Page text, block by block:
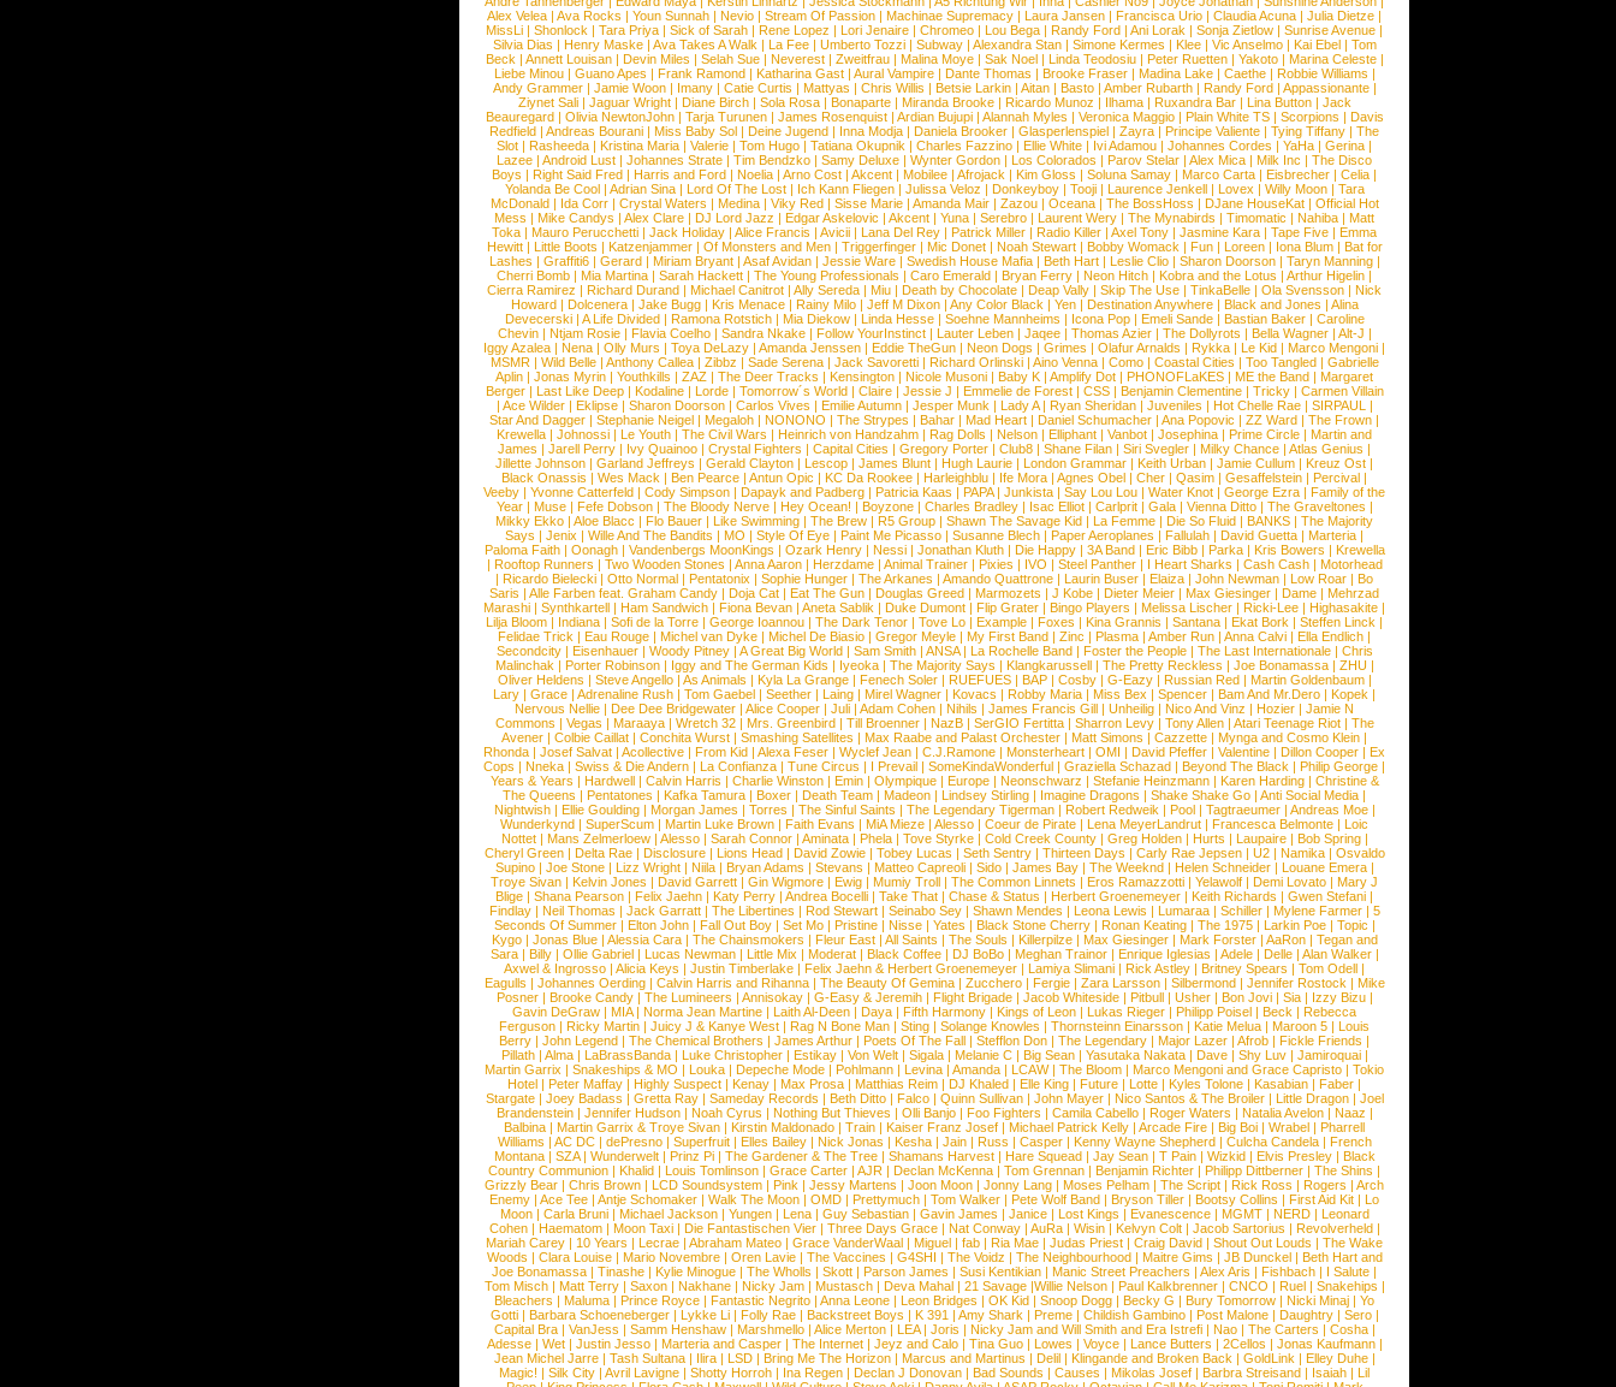
Alex Velea | Ava Rocks | Youn Sunnah | Nevio | Stream Of Passion | Machinae Supremacy | Laura Jansen | Francisca Urio | Claudia Acuna | Julia Dietze |
MissLi | Shonlock | Tara Priya | Sick of Sarah | Rene Lopez | Lori Jenaire | Chromeo | Lou Bega | Randy Ford | Ani Lorak | Sonja Zietlow | Sunrise Avenue |
Silvia Dias | Henry Maske| Ava Takes A Walk | La Fee| Umberto Tozzi| Subway| Alexandra Stan| Simone Kermes | Klee| Vic Anselmo| Kai Ebel| Tom
Beck | Annett Louisan| Devin Miles | Selah Sue| Neverest| Zweitfrau| Malina Moye| Sak Noel| Linda Teodosiu| Peter Ruetten| Yakoto| Marina Celeste|
Liebe Minou| Guano Apes | Frank Ramond| Katharina Gast| Aural Vampire| Dante Thomas | Brooke Fraser| Madina Lake| Caethe| Robbie Williams |
Andy Grammer| Jamie Woon| Imany| Catie Curtis | Mattyas | Chris Willis | Betsie Larkin| Aitan| Basto| Amber Rubarth| Randy Ford| Appassionante|
Ziynet Sali| Jaguar Wright| Diane Birch| Sola Rosa| Bonaparte| Miranda Brooke| Ricardo Munoz | Ilhama| Ruxandra Bar| Lina Button| Jack
Beauregard| Olivia NewtonJohn| Tarja Turunen| James Rosenquist| Ardian Bujupi| Alannah Myles | Veronica Maggio| Plain White TS| Scorpions | Davis
Redfield | Andreas Bourani | Miss Baby Sol | Deine Jugend | Inna Modja | Daniela Brooker | Glasperlenspiel | Zayra | Principe Valiente | Tying Tiffany | The
Slot | Rasheeda | Kristina Maria | Valerie | Tom Hugo | Tatiana Okupnik | Charles Fazzino | Ellie White | Ivi Adamou | Johannes Cordes | YaHa | Gerina |
Lazee | Android Lust | Johannes Strate | Tim Bendzko | Samy Deluxe | Wynter Gordon | Los Colorados | Parov Stelar | Alex Mica | Milk Inc | The Disco
Boys | Right Said Fred | Harris and Ford | Noelia | Arno Cost | Akcent | Mobilee | Afrojack | Kim Gloss | Soluna Samay | Marco Carta | Eisbrecher | Celia |
Yolanda Be Cool| Adrian Sina| Lord Of The Lost| Ich Kann Fliegen| Julissa Veloz | Donkeyboy| Tooji| Laurence Jenkell| Lovex | Willy Moon| Tara
McDonald| Ida Corr| Crystal Waters | Medina| Viky Red| Sisse Marie| Amanda Mair| Zazou| Oceana| The BossHoss | DJane HouseKat| Official Hot
Mess | Mike Candys | Alex Clare | DJ Lord Jazz | Edgar Askelovic | Akcent | Yuna | Serebro | Laurent Wery | The Mynabirds | Timomatic | Nahiba | Matt
Toka | Mauro Perucchetti | Jack Holiday | Alice Francis | Avicii | Lana Del Rey | Patrick Miller | Radio Killer | Axel Tony | Jasmine Kara | Tape Five | Emma
Hewitt| Little Boots | Katzenjammer| Of Monsters and Men| Triggerfinger| Mic Donet| Noah Stewart| Bobby Womack | Fun| Loreen| Iona Blum| Bat for
Lashes | Graffiti6| Gerard| Miriam Bryant| Asaf Avidan| Jessie Ware| Swedish House Mafia| Beth Hart| Leslie Clio| Sharon Doorson| Taryn Manning|
Cherri Bomb | Mia Martina | Sarah Hackett | The Young Professionals | Caro Emerald | Bryan Ferry | Neon Hitch | Kobra and the Lotus | Arthur Higelin |
Cierra Ramirez | Richard Durand | Michael Canitrot | Ally Sereda | Miu | Death by Chocolate | Deap Vally | Skip The Use | TinkaBelle | Ola Svensson | Nick
Howard| Dolcenera| Jake Bugg| Kris Menace| Rainy Milo| Jeff M Dixon| Any Color Black | Yen| Destination Anywhere| Black and Jones | Alina
Devecerski| A Life Divided| Ramona Rotstich| Mia Diekow| Linda Hesse| Soehne Mannheims | Icona Pop| Emeli Sande| Bastian Baker| Caroline
Chevin| Ntjam Rosie| Flavia Coelho| Sandra Nkake| Follow YourInstinct| Lauter Leben| Jaqee| Thomas Azier| The Dollyrots | Bella Wagner| Alt-J |
Iggy Azalea | Nena | Olly Murs | Toya DeLazy | Amanda Jenssen | Eddie TheGun | Neon Dogs | Grimes | Olafur Arnalds | Rykka | Le Kid | Marco Mengoni |
MSMR| Wild Belle| Anthony Callea| Zibbz | Sade Serena| Jack Savoretti| Richard Orlinski| Aino Venna| Como| Coastal Cities | Too Tangled| Gabrielle
Aplin | Jonas Myrin | Youthkills | ZAZ | The Deer Tracks | Kensington | Nicole Musoni | Baby K | Amplify Dot | PHONOFLaKES | ME the Band | Margaret
Berger| Last Like Deep| Kodaline| Lorde| Tomorrow´s World| Claire| Jessie J | Emmelie de Forest| CSS| Benjamin Clementine| Tricky| Carmen Villain
| Ace Wilder| Eklipse| Sharon Doorson| Carlos Vives | Emilie Autumn| Jesper Munk | Lady A| Ryan Sheridan| Juveniles | Hot Chelle Rae| SIRPAUL
|
Star And Dagger | Stephanie Neigel | Megaloh | NONONO | The Strypes | Bahar | Mad Heart | Daniel Schumacher | Ana Popovic | ZZ Ward | The Frown |
Krewella | Johnossi | Le Youth | The Civil Wars | Heinrich von Handzahm | Rag Dolls | Nelson | Elliphant | Vanbot | Josephina | Prime Circle | Martin and
James | Jarell Perry | Ivy Quainoo | Crystal Fighters | Capital Cities | Gregory Porter | Club8 | Shane Filan | Siri Svegler | Milky Chance | Atlas Genius |
Jillette Johnson | Garland Jeffreys | Gerald Clayton | Lescop | James Blunt | Hugh Laurie | London Grammar | Keith Urban | Jamie Cullum | Kreuz Ost |
Black Onassis | Wes Mack | Ben Pearce | Antun Opic | KC Da Rookee | Harleighblu | Ife Mora | Agnes Obel | Cher | Qasim | Gesaffelstein | Percival |
Veeby | Yvonne Catterfeld | Cody Simpson | Dapayk and Padberg | Patricia Kaas | PAPA| Junkista | Say Lou Lou | Water Knot | George Ezra | Family of the
Year| Muse| Fefe Dobson| The Bloody Nerve| Hey Ocean! | Boyzone| Charles Bradley| Isac Elliot| Carlprit| Gala| Vienna Ditto| The Graveltones |
Mikky Ekko | Aloe Blacc | Flo Bauer | Like Swimming | The Brew | R5 Group | Shawn The Savage Kid | La Femme | Die So Fluid | BANKS | The Majority
Says | Jenix | Wille And The Bandits | MO | Style Of Eye | Paint Me Picasso | Susanne Blech | Paper Aeroplanes | Fallulah | David Guetta | Marteria |
Paloma Faith| Oonagh| Vandenbergs MoonKings | Ozark Henry| Nessi| Jonathan Kluth| Die Happy| 3A Band| Eric Bibb| Parka| Kris Bowers | Krewella
| Rooftop Runners | Two Wooden Stones | Anna Aaron| Herzdame| Animal Trainer| Pixies | IVO | Steel Panther| I Heart Sharks | Cash Cash| Motorhead
| Ricardo Bielecki | Otto Normal | Pentatonix | Sophie Hunger | The Arkanes | Amando Quattrone | Laurin Buser | Elaiza | John Newman | Low Roar | Bo
Saris | Alle Farben feat. Graham Candy | Doja Cat | Eat The Gun | Douglas Greed | Marmozets | J Kobe | Dieter Meier | Max Giesinger | Dame | Mehrzad
Marashi | Synthkartell | Ham Sandwich | Fiona Bevan | Aneta Sablik | Duke Dumont | Flip Grater | Bingo Players | Melissa Lischer | Ricki-Lee | Highasakite |
Lilja Bloom | Indiana | Sofi de la Torre | George Ioannou | The Dark Tenor | Tove Lo | Example | Foxes | Kina Grannis | Santana | Ekat Bork | Steffen Linck |
Felidae Trick | Eau Rouge | Michel van Dyke | Michel De Biasio | Gregor Meyle | My First Band | Zinc | Plasma | Amber Run | Anna Calvi | Ella Endlich |
Secondcity| Eisenhauer| Woody Pitney| A Great Big World| Sam Smith| ANSA| La Rochelle Band| Foster the People| The Last Internationale| Chris
Malinchak | Porter Robinson| Iggy and The German Kids | Iyeoka| The Majority Says | Klangkarussell| The Pretty Reckless | Joe Bonamassa| ZHU|
Oliver Heldens | Steve Angello| As Animals | Kyla La Grange| Fenech Soler| RUEFUES| BAP| Cosby| G-Eazy| Russian Red| Martin Goldenbaum|
Lary | Grace | Adrenaline Rush | Tom Gaebel | Seether | Laing | Mirel Wagner | Kovacs | Robby Maria | Miss Bex | Spencer | Bam And Mr.Dero | Kopek |
Nervous Nellie | Dee Dee Bridgewater | Alice Cooper | Juli | Adam Cohen | Nihils | James Francis Gill | Unheilig | Nico And Vinz | Hozier | Jamie N
Commons | Vegas | Maraaya| Wretch 32| Mrs. Greenbird| Till Broenner| NazB| SerGIO Fertitta| Sharron Levy| Tony Allen| Atari Teenage Riot| The
Avener | Colbie Caillat | Conchita Wurst | Smashing Satellites | Max Raabe and Palast Orchester | Matt Simons | Cazzette | Mynga and Cosmo Klein |
Rhonda | Josef Salvat | Acollective | From Kid | Alexa Feser | Wyclef Jean | C.J.Ramone | Monsterheart | OMI | David Pfeffer | Valentine | Dillon Cooper | Ex
Cops | Nneka | Swiss & Die Andern | La Confianza | Tune Circus | I Prevail | SomeKindaWonderful | Graziella Schazad | Beyond The Black | Philip George |
Years & Years | Hardwell| Calvin Harris | Charlie Winston| Emin| Olympique| Europe| Neonschwarz | Stefanie Heinzmann| Karen Harding| Christine &
The Queens | Pentatones | Kafka Tamura | Boxer | Death Team | Madeon | Lindsey Stirling | Imagine Dragons | Shake Shake Go | Anti Social Media |
Nightwish| Ellie Goulding| Morgan James | Torres | The Sinful Saints | The Legendary Tigerman| Robert Redweik | Pool| Tagtraeumer| Andreas Moe|
Wunderkynd | SuperScum | Martin Luke Brown | Faith Evans | MiA Mieze | Alesso | Coeur de Pirate | Lena MeyerLandrut | Francesca Belmonte | Loic
Nottet| Mans Zelmerloew| Alesso| Sarah Connor| Aminata| Phela| Tove Styrke| Cold Creek County| Greg Holden| Hurts | Laupaire| Bob Spring|
Cheryl Green| Delta Rae| Disclosure| Lions Head| David Zowie| Tobey Lucas | Seth Sentry| Thirteen Days | Carly Rae Jepsen| U2| Namika| Osvaldo
Supino| Joe Stone| Lizz Wright| Niila| Bryan Adams | Stevans | Matteo Capreoli| Sido| James Bay| The Weeknd| Helen Schneider| Louane Emera|
Troye Sivan | Kelvin Jones | David Garrett | Gin Wigmore | Ewig | Mumiy Troll | The Common Linnets | Eros Ramazzotti | Yelawolf | Demi Lovato | Mary J
Blige | Shana Pearson | Felix Jaehn | Katy Perry | Andrea Bocelli | Take That | Chase & Status | Herbert Groenemeyer | Keith Richards | Gwen Stefani |
Findlay| Neil Thomas | Jack Garratt| The Libertines | Rod Stewart| Seinabo Sey| Shawn Mendes | Leona Lewis | Lumaraa| Schiller| Mylene Farmer| 5
Seconds Of Summer| Elton John| Fall Out Boy| Set Mo| Pristine| Nisse| Yates | Black Stone Cherry| Ronan Keating| The 1975| Larkin Poe| Topic |
Kygo| Jonas Blue| Alessia Cara| The Chainsmokers | Fleur East| All Saints | The Souls | Killerpilze| Max Giesinger| Mark Forster| AaRon| Tegan and
Sara| Billy| Ollie Gabriel| Lucas Newman| Little Mix | Moderat| Black Coffee| DJ BoBo| Meghan Trainor| Enrique Iglesias | Adele| Delle| Alan Walker|
Axwel & Ingrosso | Alicia Keys | Justin Timberlake | Felix Jaehn & Herbert Groenemeyer | Lamiya Slimani | Rick Astley | Britney Spears | Tom Odell |
Eagulls | Johannes Oerding| Calvin Harris and Rihanna| The Beauty Of Gemina| Zucchero| Fergie| Zara Larsson| Silbermond| Jennifer Rostock | Mike
Posner| Brooke Candy| The Lumineers | Annisokay| G-Easy & Jeremih| Flight Brigade| Jacob Whiteside| Pitbull| Usher| Bon Jovi| Sia| Izzy Bizu|
Gavin DeGraw | MIA| Norma Jean Martine | Laith Al-Deen | Daya | Fifth Harmony | Kings of Leon | Lukas Rieger | Philipp Poisel | Beck | Rebecca
Ferguson | Ricky Martin | Juicy J & Kanye West | Rag N Bone Man | Sting | Solange Knowles | Thornsteinn Einarsson | Katie Melua | Maroon 5 | Louis
Berry | John Legend | The Chemical Brothers | James Arthur | Poets Of The Fall | Stefflon Don | The Legendary | Major Lazer | Afrob | Fickle Friends |
Pillath| Alma| LaBrassBanda| Luke Christopher| Estikay| Von Welt| Sigala| Melanie C| Big Sean| Yasutaka Nakata| Dave| Shy Luv| Jamiroquai|
Martin Garrix | Snakeships & MO | Louka | Depeche Mode | Pohlmann | Levina | Amanda | LCAW| The Bloom | Marco Mengoni and Grace Capristo | Tokio
Hotel | Peter Maffay | Highly Suspect | Kenay | Max Prosa | Matthias Reim | DJ Khaled | Elle King | Future | Lotte | Kyles Tolone | Kasabian | Faber |
Stargate| Joey Badass | Gretta Ray| Sameday Records | Beth Ditto| Falco| Quinn Sullivan| John Mayer| Nico Santos & The Broiler| Little Dragon| Joel
Brandenstein| Jennifer Hudson| Noah Cyrus | Nothing But Thieves | Olli Banjo| Foo Fighters | Camila Cabello| Roger Waters | Natalia Avelon| Naaz |
Balbina | Martin Garrix & Troye Sivan | Kirstin Maldonado | Train | Kaiser Franz Josef | Michael Patrick Kelly | Arcade Fire | Big Boi | Wrabel | Pharrell
Williams | AC DC| dePresno| Superfruit| Elles Bailey| Nick Jonas | Kesha| Jain| Russ | Casper| Kenny Wayne Shepherd| Culcha Candela| French
Montana| SZA| Wunderwelt| Prinz Pi| The Gardener & The Tree| Shamans Harvest| Hare Squead| Jay Sean| T Pain| Wizkid| Elvis Presley| Black
Country Communion | Khalid | Louis Tomlinson | Grace Carter | AJR | Declan McKenna | Tom Grennan | Benjamin Richter | Philipp Dittberner | The Shins |
Grizzly Bear | Chris Brown | LCD Soundsystem | Pink | Jessy Martens | Joon Moon | Jonny Lang | Moses Pelham | The Script | Rick Ross | Rogers | Arch
Enemy | Ace Tee | Antje Schomaker | Walk The Moon | OMD | Prettymuch | Tom Walker | Pete Wolf Band | Bryson Tiller | Bootsy Collins | First Aid Kit | Lo
Moon| Carla Bruni| Michael Jackson| Yungen| Lena| Guy Sebastian| Gavin James | Janice| Lost Kings | Evanescence| MGMT| NERD| Leonard
Cohen| Haematom| Moon Taxi| Die Fantastischen Vier| Three Days Grace| Nat Conway| AuRa| Wisin| Kelvyn Colt| Jacob Sartorius | Revolverheld|
Mariah Carey | 10 Years | Lecrae | Abraham Mateo | Grace VanderWaal | Miguel | fab | Ria Mae | Judas Priest | Craig David | Shout Out Louds | The Wake
Woods | Clara Louise| Mario Novembre| Oren Lavie| The Vaccines | G4SHI | The Voidz | The Neighbourhood| Maitre Gims | JB Dunckel| Beth Hart and
Joe Bonamassa | Tinashe | Kylie Minogue | The Wholls | Skott | Parson James | Susi Kentikian | Manic Street Preachers | Alex Aris | Fishbach | I Salute |
Tom Misch| Matt Terry| Saxon| Nakhane| Nicky Jam| Mustasch| Deva Mahal| 21 Savage|Willie Nelson| Paul Kalkbrenner| CNCO | Ruel| Snakehips |
Bleachers | Maluma | Prince Royce | Fantastic Negrito | Anna Leone | Leon Bridges | OK Kid | Snoop Dogg | Becky G | Bury Tomorrow | Nicki Minaj | Yo
Gotti| Barbara Schoeneberger| Lykke Li| Folly Rae| Backstreet Boys | K 391 | Amy Shark | Preme| Childish Gambino| Post Malone| Daughtry| Sero|
Capital Bra| VanJess | Samm Henshaw| Marshmello| Alice Merton| LEA| Joris | Nicky Jam and Will Smith and Era Istrefi| Nao| The Carters | Cosha|
Adesse| Wet| Justin Jesso| Marteria and Casper| The Internet| Jeyz and Calo| Tina Guo| Lowes | Voyce| Lance Butters | 2Cellos | Jonas Kaufmann|
Jean Michel Jarre| Tash Sultana| Ilira| LSD| Bring Me The Horizon| Marcus and Martinus | Delil| Klingande and Broken Back | GoldLink | Elley Duhe|
Magic! | Silk City | Avril Lavigne | Shotty Horroh | Ina Regen | Declan J Donovan | Bad Sounds | Causes | Mikolas Josef | Barbra Streisand | Isaiah | Lil